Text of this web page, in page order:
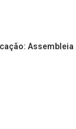
Assembleia